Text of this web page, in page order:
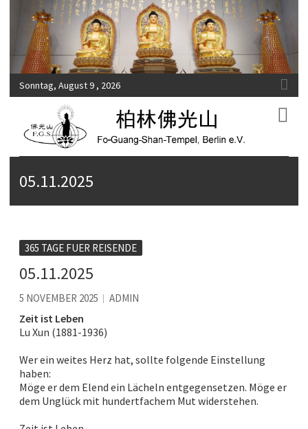
Sonntag, August 9 , 2026
柏林佛光山
Fo-Guang-Shan-Tempel, Berlin e.V.
05.11.2025
365 TAGE FUER REISENDE
05.11.2025
5 NOVEMBER 2025 ADMIN
Zeit ist Leben
Lu Xun (1881-1936)
Wer ein weites Herz hat, sollte folgende Einstellung
haben:
Möge er dem Elend ein Lächeln entgegensetzen. Möge er
dem Unglück mit hundertfachem Mut widerstehen.